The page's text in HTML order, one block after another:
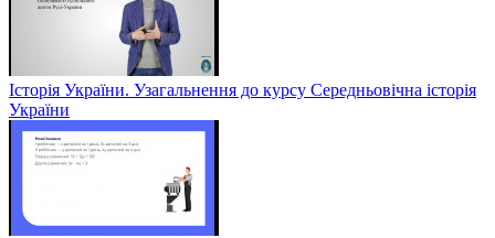
Історія України. Узагальнення до курсу Середньовічна історія
України